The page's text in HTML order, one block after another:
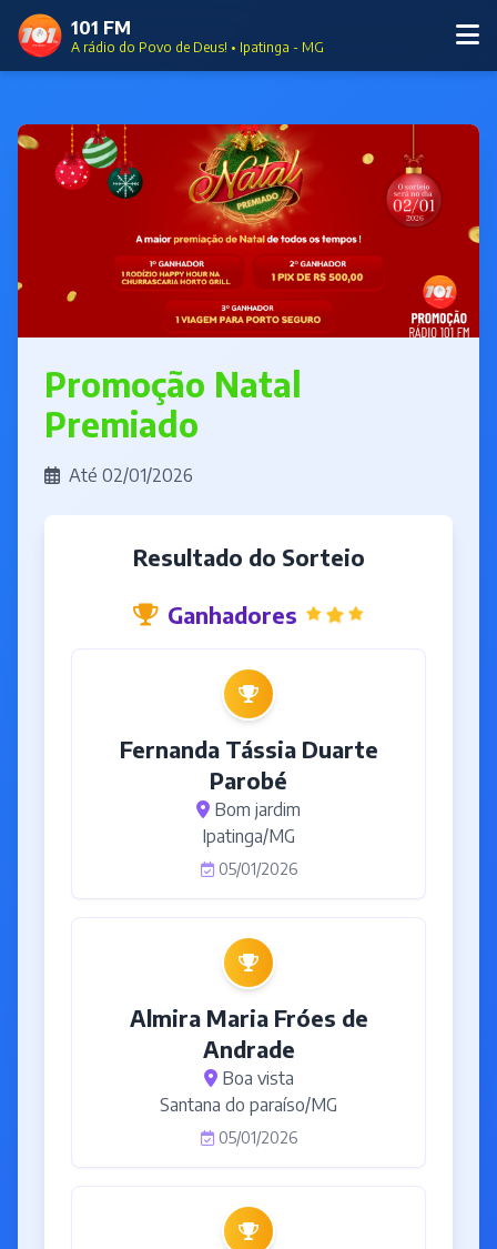
101 FM
A rádio do Povo de Deus! • Ipatinga - MG
Promoção Natal
Premiado
Até 02/01/2026
Resultado do Sorteio
Ganhadores
Fernanda Tássia Duarte
Parobé
Bom jardim
Ipatinga/MG
05/01/2026
Almira Maria Fróes de
Andrade
Boa vista
Santana do paraíso/MG
05/01/2026